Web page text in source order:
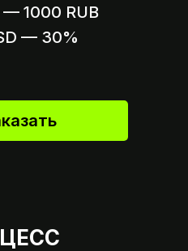
1000 RUB
— 30%
2
на оплату,